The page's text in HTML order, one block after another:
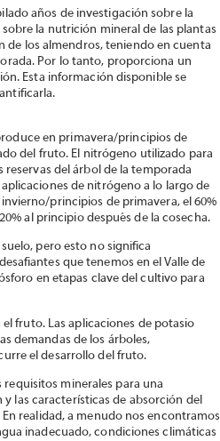
años de investigación sobre la
la nutrición mineral de las plantas
de los almendros, teniendo en cuenta
Por lo tanto, proporciona un
Esta información disponible se
en primavera/principios de
del fruto. El nitrógeno utilizado para
del árbol de la temporada
de nitrógeno a lo largo de
principios de primavera, el 60%
al principio después de la cosecha.
pero esto no significa
que tenemos en el Valle de
en etapas clave del cultivo para
fruto. Las aplicaciones de potasio
demandas de los árboles,
el desarrollo del fruto.
requisitos minerales para una
las características de absorción del
realidad, a menudo nos encontramos
inadecuado, condiciones climáticas